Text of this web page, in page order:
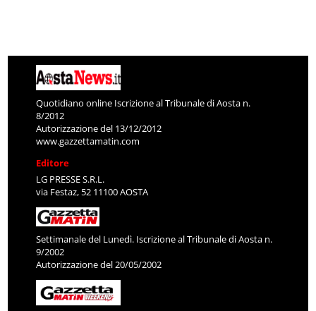
Quotidiano online Iscrizione al Tribunale di Aosta n.
8/2012
Autorizzazione del 13/12/2012
www.gazzettamatin.com
Editore
LG PRESSE S.R.L.
via Festaz, 52 11100 AOSTA
Settimanale del Lunedì. Iscrizione al Tribunale di Aosta n.
9/2002
Autorizzazione del 20/05/2002